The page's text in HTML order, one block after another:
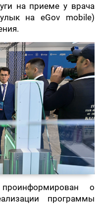
на приеме у врача
на eGov mobile)
о
программы